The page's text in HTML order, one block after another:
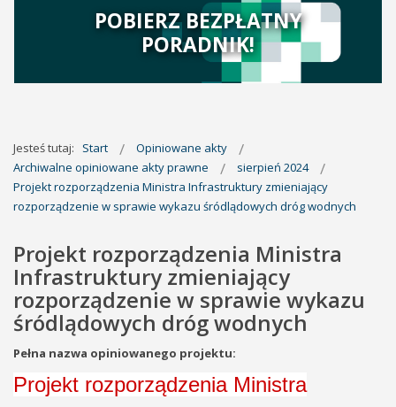
POBIERZ BEZPŁATNY
PORADNIK!
Jesteś tutaj: Start
Opiniowane akty
Archiwalne opiniowane akty prawne
sierpień 2024
Projekt rozporządzenia Ministra Infrastruktury zmieniający
rozporządzenie w sprawie wykazu śródlądowych dróg wodnych
Projekt rozporządzenia Ministra
Infrastruktury zmieniający
rozporządzenie w sprawie wykazu
śródlądowych dróg wodnych
Pełna nazwa opiniowanego projektu:
Projekt rozporządzenia Ministra